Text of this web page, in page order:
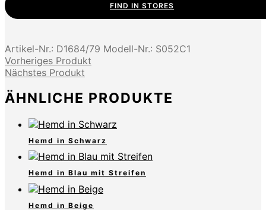
FIND IN STORES
Artikel-Nr.: D1684/79 Modell-Nr.: S052C1
Vorheriges Produkt
Nächstes Produkt
ÄHNLICHE PRODUKTE
Hemd in Schwarz
Hemd in Blau mit Streifen
Hemd in Beige